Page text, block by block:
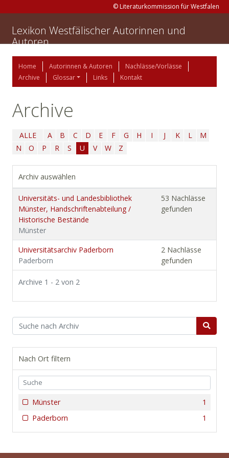
© Literaturkommission für Westfalen
Lexikon Westfälischer Autorinnen und
Autoren
Home Autorinnen & Autoren
Nachlässe/Vorlässe
Archive
Glossar Links Kontakt
Archive
ALLE A B C D E F G H I J K L
M
N
O P R S U V W Z
Archiv auswählen
Universitäts- und Landesbibliothek
Münster, Handschriftenabteilung /
Historische Bestände
Münster
53 Nachlässe
gefunden
Universitätsarchiv Paderborn
Paderborn
2 Nachlässe
gefunden
Archive 1 - 2 von 2
Nach Ort filtern
1
Münster
1
Paderborn